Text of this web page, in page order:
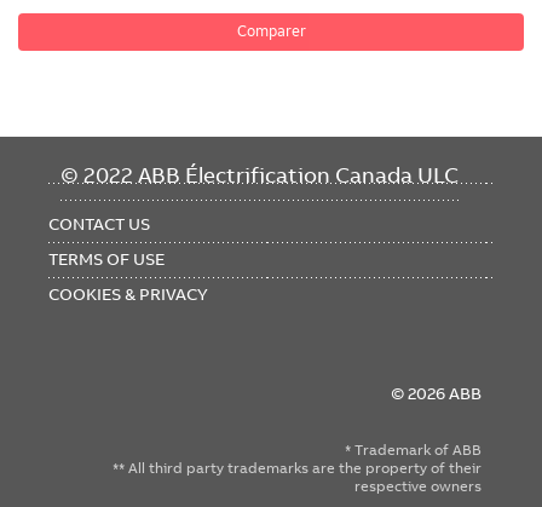
Comparer
© 2022 ABB Électrification Canada ULC
FOOTER
CONTACT US
TERMS OF USE
COOKIES & PRIVACY
© 2026 ABB
* Trademark of ABB
** All third party trademarks are the property of their
respective owners